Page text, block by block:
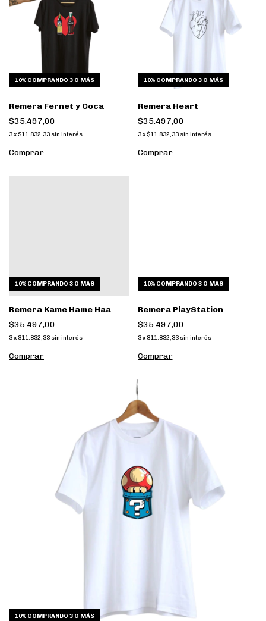
10% COMPRANDO 3 O MÁS
Remera Fernet y Coca
$35.497,00
3x $11.832,33 sin interés
Comprar
10% COMPRANDO 3 O MÁS
Remera Heart
$35.497,00
3 x $11.832,33 sin interés
Comprar
10% COMPRANDO 3 O MÁS
Remera Kame Hame Haa
$35.497,00
3x $11.832,33 sin interés
Comprar
10% COMPRANDO 3 O MÁS
Remera PlayStation
$35.497,00
3 x $11.832,33 sin interés
Comprar
10% COMPRANDO 3 O MÁS